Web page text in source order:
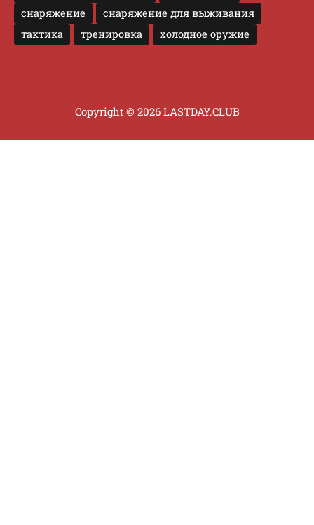
снаряжение
снаряжение для выживания
тактика
тренировка холодное оружие
Copyright © 2026 LASTDAY.CLUB